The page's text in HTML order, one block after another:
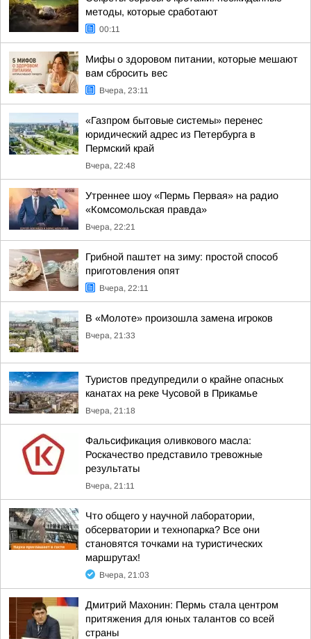
методы, которые сработают
00:11
Мифы о здоровом питании, которые мешают
вам сбросить вес
Вчера, 23:11
«Газпром бытовые системы» перенес
юридический адрес из Петербурга в
Пермский край
Вчера, 22:48
Утреннее шоу «Пермь Первая» на радио
«Комсомольская правда»
Вчера, 22:21
Грибной паштет на зиму: простой способ
приготовления опят
Вчера, 22:11
В «Молоте» произошла замена игроков
Вчера, 21:33
Туристов предупредили о крайне опасных
канатах на реке Чусовой в Прикамье
Вчера, 21:18
Фальсификация оливкового масла:
Роскачество представило тревожные
результаты
Вчера, 21:11
Что общего у научной лаборатории,
обсерватории и технопарка? Все они
становятся точками на туристических
маршрутах!
Вчера, 21:03
Дмитрий Махонин: Пермь стала центром
притяжения для юных талантов со всей
страны